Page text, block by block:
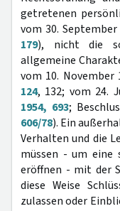
getretenen
vom 30. September
179), nicht die
allgemeine
vom 10. November
124, 132; vom 24.
1954, 693;
606/78). Ein
Verhalten und die
müssen - um eine
eröffnen - mit der
diese Weise
zulassen oder